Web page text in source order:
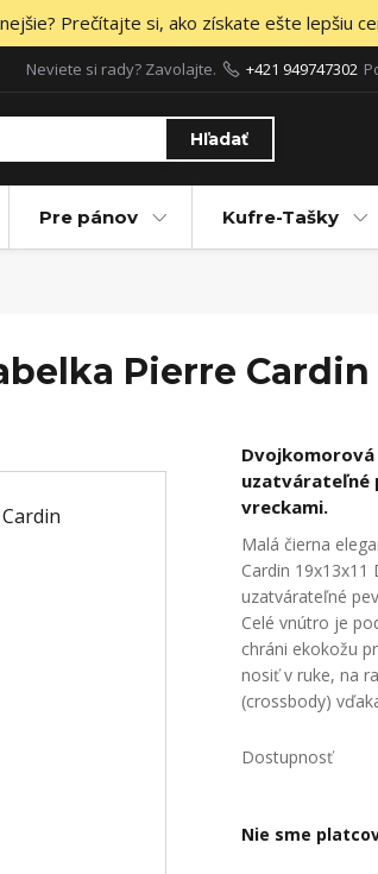
Prečítajte si, ako získate ešte lepšiu
Hľadať
Neviete si rady? Zavolajte. +421 949747302
Pre pánov Kufre-Tašky
Pierre Cardin
uzatvárateľné
vreckami.
Malá čierna
Cardin
uzatvárateľné
Celé vnútro je
chráni ekokožu
nosiť v ruke, na
(crossbody)
Dostupnosť
Nie sme